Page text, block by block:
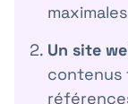
Un site
contenus